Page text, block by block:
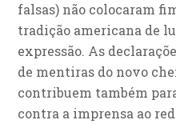
falsas) não colocaram
tradição americana de
expressão. As
de mentiras do novo
contribuem também
contra a imprensa ao